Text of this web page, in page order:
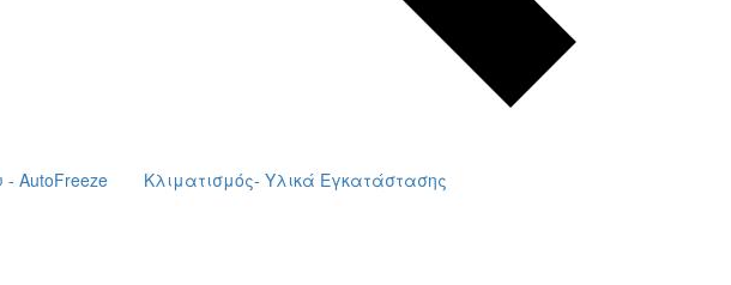
- AutoFreeze Κλιματισμός- Υλικά Εγκατάστασης